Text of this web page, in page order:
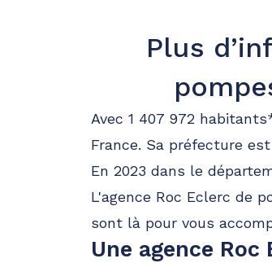
01 87 58 35 81
Roc Eclerc
01 87 58 35 84
A votre écoute 24h/24 7j/7
Plus
Avec 1 407 972
France. Sa préfecture
En 2023 dans le
L'agence Roc Eclerc de
sont là pour vous
Une agence